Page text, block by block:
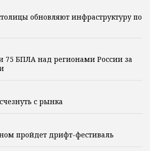
обновляют инфраструктуру по
75 БПЛА над регионами России за
с рынка
пройдет дрифт-фестиваль